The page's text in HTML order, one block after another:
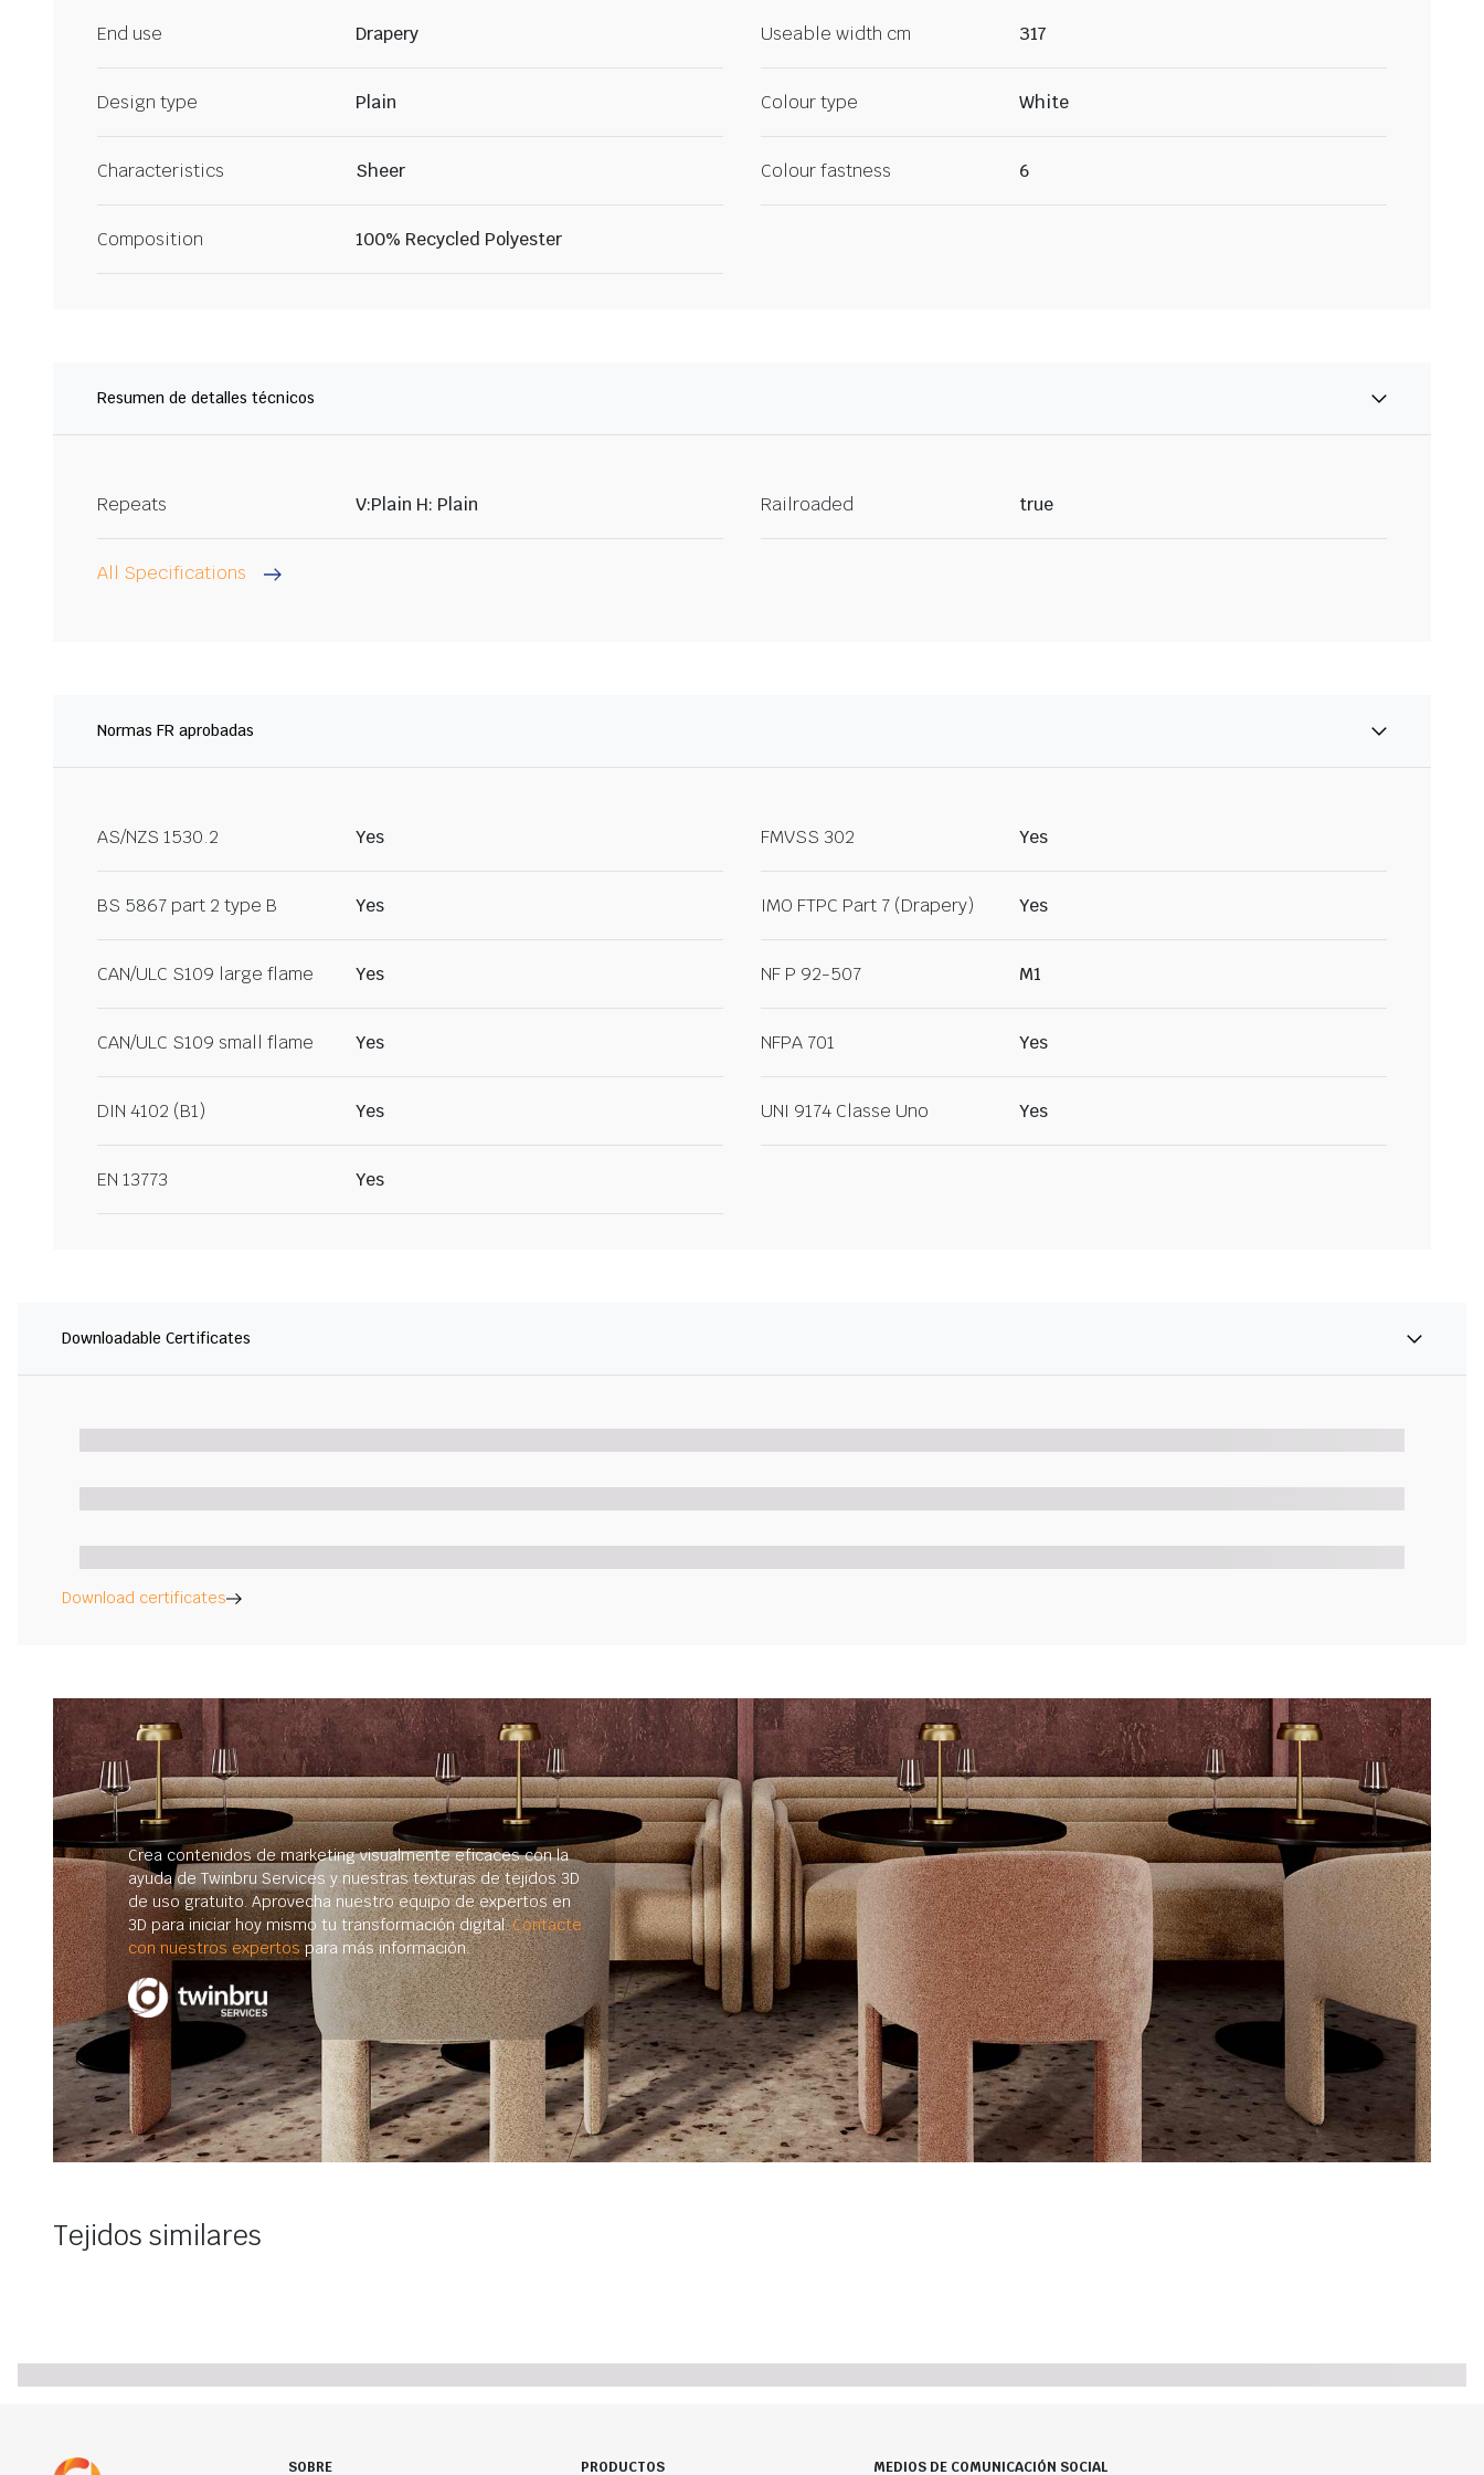
End use Drapery Useable width cm 317
Design type Plain Colour type White
Characteristics Sheer Colour fastness 6
Composition 100% Recycled Polyester
Resumen de detalles técnicos
Repeats V:Plain H: Plain Railroaded true
All Specifications
Normas FR aprobadas
AS/NZS 1530.2 Yes FMVSS 302 Yes
BS 5867 part 2 type B Yes IMO FTPC Part 7 (Drapery) Yes
CAN/ULC S109 large flame Yes NF P 92-507 M1
CAN/ULC S109 small flame Yes NFPA 701 Yes
DIN 4102 (B1) Yes UNI 9174 Classe Uno Yes
EN 13773 Yes
Downloadable Certificates
Download certificates
Crea contenidos de marketing visualmente eficaces con la
ayuda de Twinbru Services y nuestras texturas de tejidos 3D
de uso gratuito. Aprovecha nuestro equipo de expertos en
3D para iniciar hoy mismo tu transformación digital.Contacte
con nuestros expertos para más información.
Tejidos similares
SOBRE PRODUCTOS MEDIOS DE COMUNICACIÓN SOCIAL